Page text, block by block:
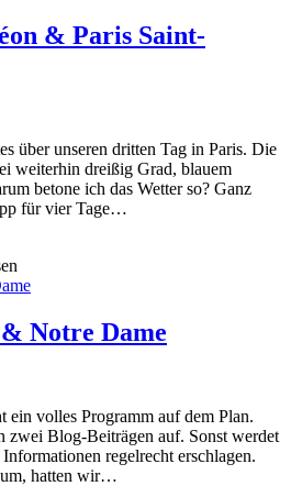
& Paris Saint-
über unseren dritten Tag in Paris. Die
weiterhin dreißig Grad, blauem
betone ich das Wetter so? Ganz
für vier Tage…
Notre Dame
ein volles Programm auf dem Plan.
zwei Blog-Beiträgen auf. Sonst werdet
regelrecht erschlagen.
hatten wir…